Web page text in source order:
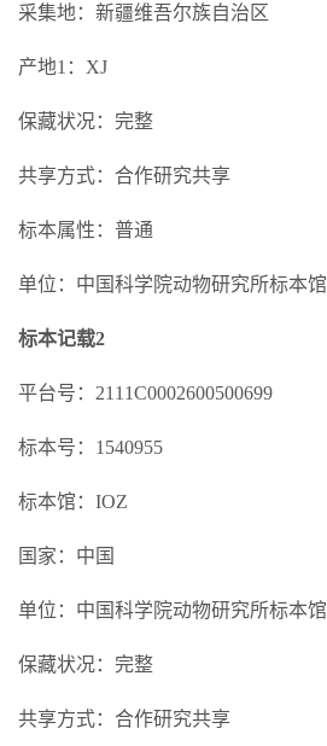
采集地：新疆维吾尔族自治区
产地1：XJ
保藏状况：完整
共享方式：合作研究共享
标本属性：普通
单位：中国科学院动物研究所标本馆
标本记载2
平台号：2111C0002600500699
标本号：1540955
标本馆：IOZ
国家：中国
单位：中国科学院动物研究所标本馆
保藏状况：完整
共享方式：合作研究共享